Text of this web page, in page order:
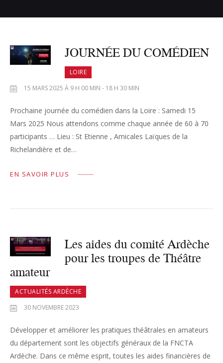
JOURNÉE DU COMÉDIEN
LOIRE
15 MARS 2025 À 9 H 00 MIN - 18 H 30 MIN
Prochaine journée du comédien dans la Loire : Samedi 15
Mars 2025 Nous attendons comme chaque année de 60 à 70
participants … Lieu : St Etienne , Amicales Laïques de la
Richelandière et de…
EN SAVOIR PLUS
Les aides du comité Ardèche
pour les troupes de Théâtre
amateur
ACTUALITÉS ARDÈCHE
30 NOVEMBRE 2023
Développer et améliorer les pratiques théâtrales en amateurs
du département sont les objectifs généraux de la FNCTA
Ardèche. Dans ce même esprit, toutes les aides financières de